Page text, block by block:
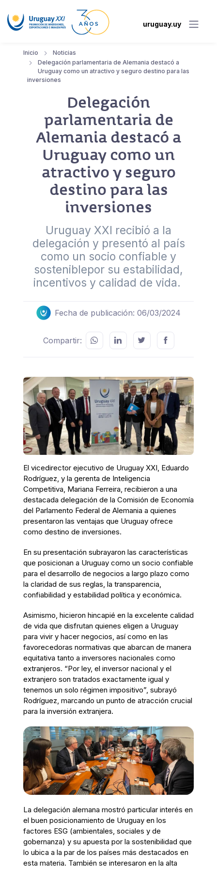
uruguay.uy
Inicio
Noticias
Delegación parlamentaria de Alemania destacó a
Uruguay como un atractivo y seguro destino para las
inversiones
Delegación
parlamentaria de
Alemania destacó a
Uruguay como un
atractivo y seguro
destino para las
inversiones
Uruguay XXI recibió a la
delegación y presentó al país
como un socio confiable y
sosteniblepor su estabilidad,
incentivos y calidad de vida.
Fecha de publicación: 06/03/2024
Compartir:
El vicedirector ejecutivo de Uruguay XXI, Eduardo
Rodríguez, y la gerenta de Inteligencia
Competitiva, Mariana Ferreira, recibieron a una
destacada delegación de la Comisión de Economía
del Parlamento Federal de Alemania a quienes
presentaron las ventajas que Uruguay ofrece
como destino de inversiones.
En su presentación subrayaron las características
que posicionan a Uruguay como un socio confiable
para el desarrollo de negocios a largo plazo como
la claridad de sus reglas, la transparencia,
confiabilidad y estabilidad política y económica.
Asimismo, hicieron hincapié en la excelente calidad
de vida que disfrutan quienes eligen a Uruguay
para vivir y hacer negocios, así como en las
favorecedoras normativas que abarcan de manera
equitativa tanto a inversores nacionales como
extranjeros. “Por ley, el inversor nacional y el
extranjero son tratados exactamente igual y
tenemos un solo régimen impositivo”, subrayó
Rodríguez, marcando un punto de atracción crucial
para la inversión extranjera.
La delegación alemana mostró particular interés en
el buen posicionamiento de Uruguay en los
factores ESG (ambientales, sociales y de
gobernanza) y su apuesta por la sostenibilidad que
lo ubica a la par de los países más destacados en
esta materia. También se interesaron en la alta